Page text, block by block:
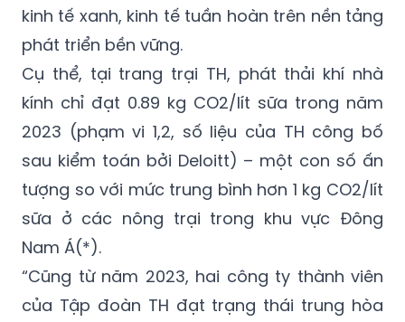
kinh tế xanh, kinh tế tuần hoàn trên nền tảng
phát triển bền vững.
Cụ thể, tại trang trại TH, phát thải khí nhà
kính chỉ đạt 0.89 kg CO2/lít sữa trong năm
2023 (phạm vi 1,2, số liệu của TH công bố
sau kiểm toán bởi Deloitt) – một con số ấn
tượng so với mức trung bình hơn 1 kg CO2/lít
sữa ở các nông trại trong khu vực Đông
Nam Á(*).
“Cũng từ năm 2023, hai công ty thành viên
của Tập đoàn TH đạt trạng thái trung hòa